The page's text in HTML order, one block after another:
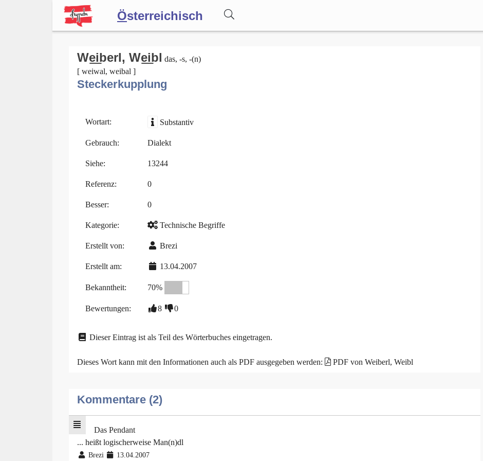
Österreichisch
Forum
Blog
We͟iberl, We͟ibl das, -s, -(n)
[ weiwal, weibal ]
Steckerkupplung
Wortart: Substantiv
Gebrauch: Dialekt
Siehe: 13244
Referenz: 0
Besser: 0
Kategorie: Technische Begriffe
Erstellt von: Brezi
Erstellt am: 13.04.2007
Bekanntheit: 70%
Bewertungen: 8 0
Dieser Eintrag ist als Teil des Wörterbuches eingetragen.
Dieses Wort kann mit den Informationen auch als PDF ausgegeben werden: PDF von Weiberl, Weibl
Kommentare (2)
Das Pendant
... heißt logischerweise Man(n)dl
Brezi 13.04.2007